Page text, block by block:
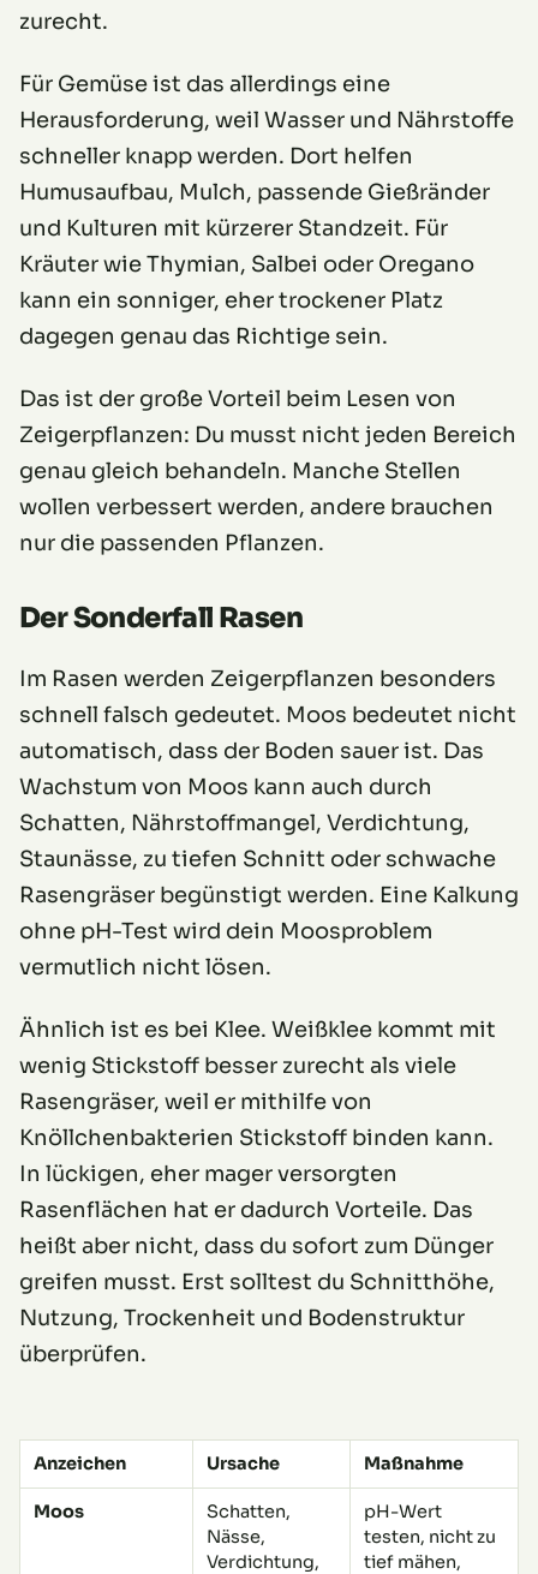
zurecht.
Für Gemüse ist das allerdings eine
Herausforderung, weil Wasser und Nährstoffe
schneller knapp werden. Dort helfen
Humusaufbau, Mulch, passende Gießränder
und Kulturen mit kürzerer Standzeit. Für
Kräuter wie Thymian, Salbei oder Oregano
kann ein sonniger, eher trockener Platz
dagegen genau das Richtige sein.
Das ist der große Vorteil beim Lesen von
Zeigerpflanzen: Du musst nicht jeden Bereich
genau gleich behandeln. Manche Stellen
wollen verbessert werden, andere brauchen
nur die passenden Pflanzen.
Der Sonderfall Rasen
Im Rasen werden Zeigerpflanzen besonders
schnell falsch gedeutet. Moos bedeutet nicht
automatisch, dass der Boden sauer ist. Das
Wachstum von Moos kann auch durch
Schatten, Nährstoffmangel, Verdichtung,
Staunässe, zu tiefen Schnitt oder schwache
Rasengräser begünstigt werden. Eine Kalkung
ohne pH-Test wird dein Moosproblem
vermutlich nicht lösen.
Ähnlich ist es bei Klee. Weißklee kommt mit
wenig Stickstoff besser zurecht als viele
Rasengräser, weil er mithilfe von
Knöllchenbakterien Stickstoff binden kann.
In lückigen, eher mager versorgten
Rasenflächen hat er dadurch Vorteile. Das
heißt aber nicht, dass du sofort zum Dünger
greifen musst. Erst solltest du Schnitthöhe,
Nutzung, Trockenheit und Bodenstruktur
überprüfen.
Anzeichen Ursache Maßnahme
Moos
Schatten,
Nässe,
Verdichtung,
pH-Wert
testen, nicht zu
tief mähen,